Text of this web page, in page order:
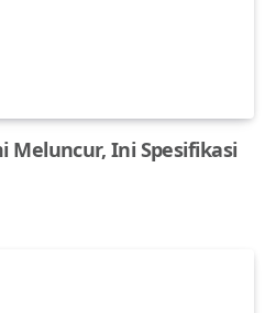
Meluncur, Ini Spesifikasi